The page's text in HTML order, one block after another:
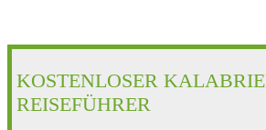
KOSTENLOSER
REISEFÜHRER